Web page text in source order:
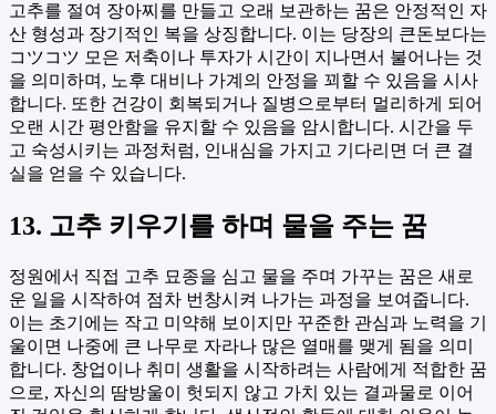
고추를 절여 장아찌를 만들고 오래 보관하는 꿈은 안정적인 자
산 형성과 장기적인 복을 상징합니다. 이는 당장의 큰돈보다는
コツコツ 모은 저축이나 투자가 시간이 지나면서 불어나는 것
을 의미하며, 노후 대비나 가계의 안정을 꾀할 수 있음을 시사
합니다. 또한 건강이 회복되거나 질병으로부터 멀리하게 되어
오랜 시간 평안함을 유지할 수 있음을 암시합니다. 시간을 두
고 숙성시키는 과정처럼, 인내심을 가지고 기다리면 더 큰 결
실을 얻을 수 있습니다.
13. 고추 키우기를 하며 물을 주는 꿈
정원에서 직접 고추 묘종을 심고 물을 주며 가꾸는 꿈은 새로
운 일을 시작하여 점차 번창시켜 나가는 과정을 보여줍니다.
이는 초기에는 작고 미약해 보이지만 꾸준한 관심과 노력을 기
울이면 나중에 큰 나무로 자라나 많은 열매를 맺게 됨을 의미
합니다. 창업이나 취미 생활을 시작하려는 사람에게 적합한 꿈
으로, 자신의 땀방울이 헛되지 않고 가치 있는 결과물로 이어